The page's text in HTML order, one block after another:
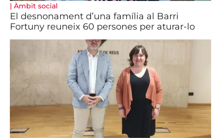
| Àmbit social
El desnonament d’una família al Barri
Fortuny reuneix 60 persones per aturar-lo